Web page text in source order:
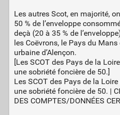
Les autres Scot, en majorité,
50 % de l’enveloppe
deçà (20 à 35 % de
les Coëvrons, le Pays du
urbaine d’Alençon.
[Les SCOT des Pays de la
une sobriété foncière de 50.]
Les SCOT des Pays de la
une sobriété foncière de 50. |
DES COMPTES/DONNÉES